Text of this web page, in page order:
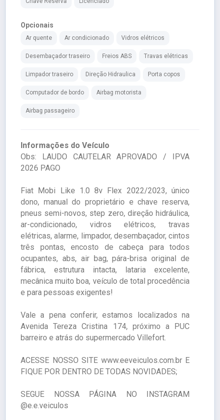
Opcionais
Ar quente Ar condicionado Vidros elétricos
Desembaçador traseiro Freios ABS Travas elétricas
Limpador traseiro Direção Hidraulica Porta copos
Computador de bordo Airbag motorista
Airbag passageiro
Informações do Veículo
Obs: LAUDO CAUTELAR APROVADO / IPVA
2026 PAGO
Fiat Mobi Like 1.0 8v Flex 2022/2023, único
dono, manual do proprietário e chave reserva,
pneus semi-novos, step zero, direção hidráulica,
ar-condicionado, vidros elétricos, travas
elétricas, alarme, limpador, desembaçador, cintos
três pontas, encosto de cabeça para todos
ocupantes, abs, air bag, pára-brisa original de
fábrica, estrutura intacta, lataria excelente,
mecânica muito boa, veículo de total procedência
e para pessoas exigentes!
Vale a pena conferir, estamos localizados na
Avenida Tereza Cristina 174, próximo a PUC
barreiro e atrás do supermercado Villefort.
ACESSE NOSSO SITE www.eeveiculos.com.br E
FIQUE POR DENTRO DE TODAS NOVIDADES;
SEGUE NOSSA PÁGINA NO INSTAGRAM
@e.e.veiculos